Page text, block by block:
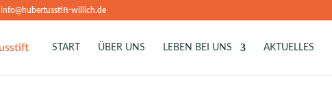
info@hubertusstift-willich.de
START ÜBER UNS LEBEN BEI UNS AKTUELLES